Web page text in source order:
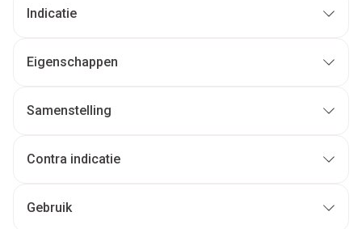
Indicatie
Eigenschappen
Samenstelling
Contra indicatie
Gebruik